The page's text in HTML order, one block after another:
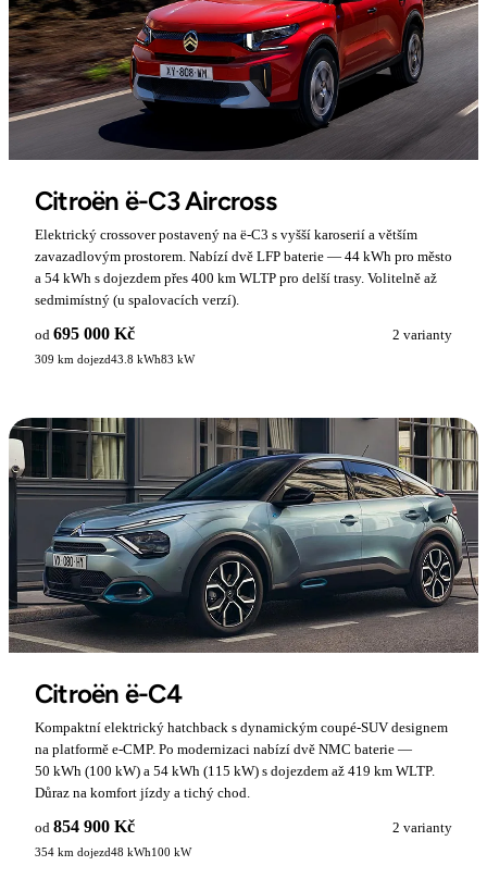
Citroën ë-C3 Aircross
Elektrický crossover postavený na ë-C3 s vyšší karoserií a větším
zavazadlovým prostorem. Nabízí dvě LFP baterie — 44 kWh pro město
a 54 kWh s dojezdem přes 400 km WLTP pro delší trasy. Volitelně až
sedmimístný (u spalovacích verzí).
od 695 000 Kč 2 varianty
309 km dojezd43.8 kWh83 kW
Citroën ë-C4
Kompaktní elektrický hatchback s dynamickým coupé-SUV designem
na platformě e-CMP. Po modernizaci nabízí dvě NMC baterie —
50 kWh (100 kW) a 54 kWh (115 kW) s dojezdem až 419 km WLTP.
Důraz na komfort jízdy a tichý chod.
od 854 900 Kč 2 varianty
354 km dojezd48 kWh100 kW